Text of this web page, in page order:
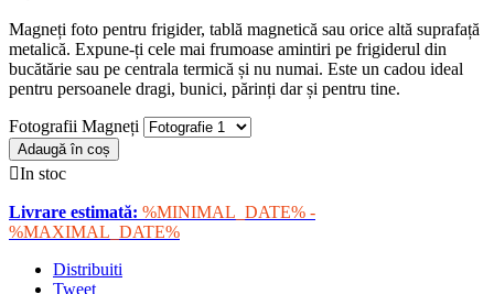
Magneți foto pentru frigider, tablă magnetică sau orice altă suprafață
metalică. Expune-ți cele mai frumoase amintiri pe frigiderul din
bucătărie sau pe centrala termică și nu numai. Este un cadou ideal
pentru persoanele dragi, bunici, părinți dar și pentru tine.
Fotografii Magneți
Adaugă în coș
In stoc
Livrare estimată: %MINIMAL_DATE% -
%MAXIMAL_DATE%
Distribuiti
Tweet